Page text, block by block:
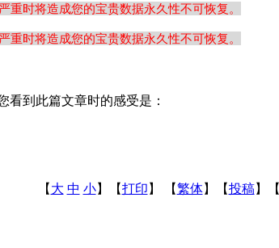
时将造成您的宝贵数据永久性不可恢复。
时将造成您的宝贵数据永久性不可恢复。
看到此篇文章时的感受是：
【 大 中 小】【打印 】 【繁体】【投稿】【